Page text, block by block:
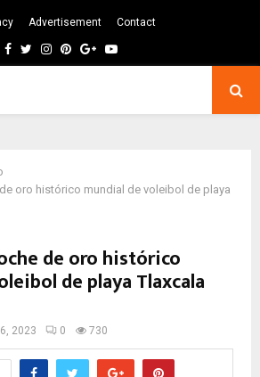
Advertisement Contact
Facebook
TwitterInstagram
Pinterest
GoogleYoutube
oro histórico mundial de voleibol de playa
de oro histórico
de playa Tlaxcala
2023 0 730